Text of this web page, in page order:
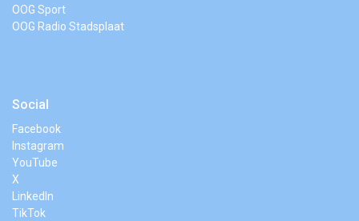
OOG Sport
OOG Radio Stadsplaat
Social
Facebook
Instagram
YouTube
X
LinkedIn
TikTok